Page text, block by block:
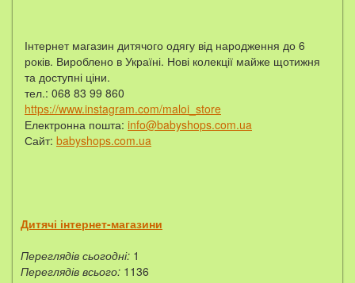
Інтернет магазин дитячого одягу від народження до 6
років. Вироблено в Україні. Нові колекції майже щотижня
та доступні ціни.
тел.: 068 83 99 860
https://www.instagram.com/maloi_store
Електронна пошта: info@babyshops.com.ua
Сайт: babyshops.com.ua
Дитячі інтернет-магазини
Переглядів сьогодні: 1
Переглядів всього: 1136